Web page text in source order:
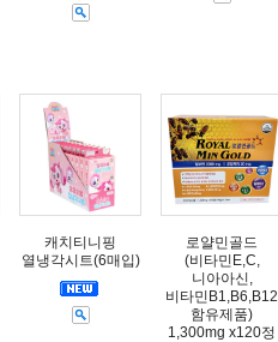
캐치티니핑
열냉각시트(6매입)
로얄민골드
(비타민E,C,
니아아신,
비타민B1,B6,B12
함유제품)
1,300mg x120정